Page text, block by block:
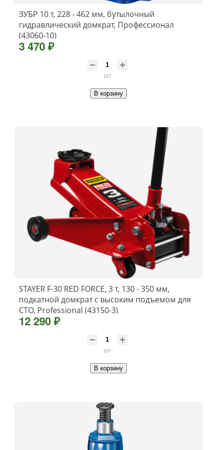
ЗУБР 10 т, 228 - 462 мм, бутылочный
гидравлический домкрат, Профессионал
(43060-10)
3 470 ₽
шт
В корзину
STAYER F-30 RED FORCE, 3 т, 130 - 350 мм,
подкатной домкрат с высоким подъемом для
СТО, Professional (43150-3)
12 290 ₽
шт
В корзину